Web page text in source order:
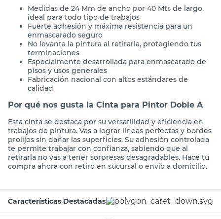
Medidas de 24 Mm de ancho por 40 Mts de largo,
ideal para todo tipo de trabajos
Fuerte adhesión y máxima resistencia para un
enmascarado seguro
No levanta la pintura al retirarla, protegiendo tus
terminaciones
Especialmente desarrollada para enmascarado de
pisos y usos generales
Fabricación nacional con altos estándares de
calidad
Por qué nos gusta la Cinta para Pintor Doble A
Esta cinta se destaca por su versatilidad y eficiencia en
trabajos de pintura. Vas a lograr líneas perfectas y bordes
prolijos sin dañar las superficies. Su adhesión controlada
te permite trabajar con confianza, sabiendo que al
retirarla no vas a tener sorpresas desagradables. Hacé tu
compra ahora con retiro en sucursal o envío a domicilio.
Características Destacadas